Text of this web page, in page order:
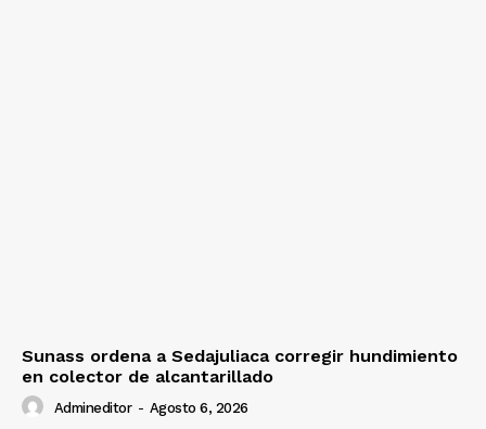
Sunass ordena a Sedajuliaca corregir hundimiento
en colector de alcantarillado
Admineditor - Agosto 6, 2026